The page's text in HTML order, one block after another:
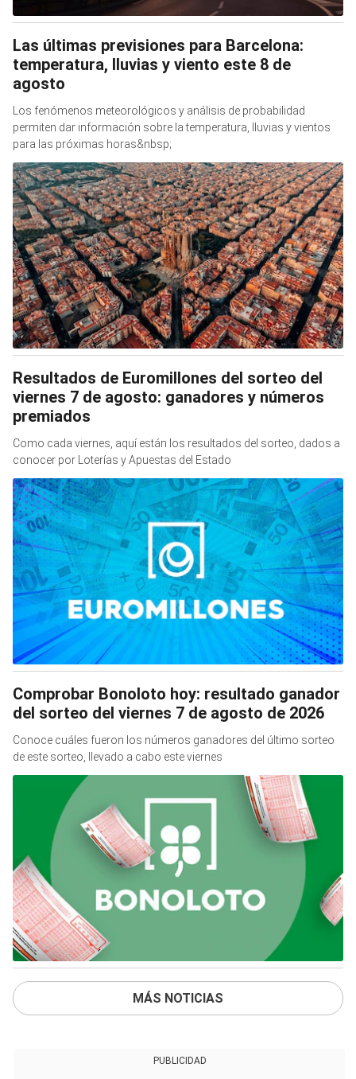
Las últimas previsiones para Barcelona:
temperatura, lluvias y viento este 8 de
agosto
Los fenómenos meteorológicos y análisis de probabilidad
permiten dar información sobre la temperatura, lluvias y vientos
para las próximas horas&nbsp;
Resultados de Euromillones del sorteo del
viernes 7 de agosto: ganadores y números
premiados
Como cada viernes, aquí están los resultados del sorteo, dados a
conocer por Loterías y Apuestas del Estado
Comprobar Bonoloto hoy: resultado ganador
del sorteo del viernes 7 de agosto de 2026
Conoce cuáles fueron los números ganadores del último sorteo
de este sorteo, llevado a cabo este viernes
MÁS NOTICIAS
PUBLICIDAD